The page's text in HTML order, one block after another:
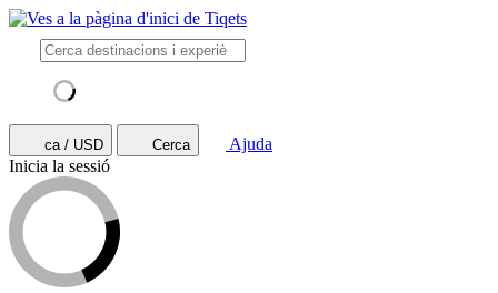
ca / USD Cerca
Ajuda
Inicia la sessió